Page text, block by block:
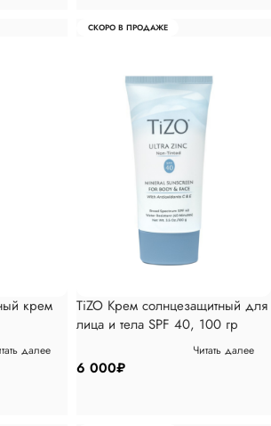
крем
далее
СКОРО В ПРОДАЖЕ
TiZO Крем солнцезащитный для
лица и тела SPF 40, 100 гр
6 000₽
Читать далее